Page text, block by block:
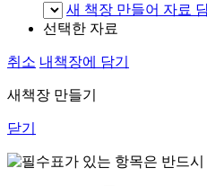
새 책장 만들어 자료 담
선택한 자료
취소 내책장에 담기
새책장 만들기
닫기
표가 있는 항목은 반드